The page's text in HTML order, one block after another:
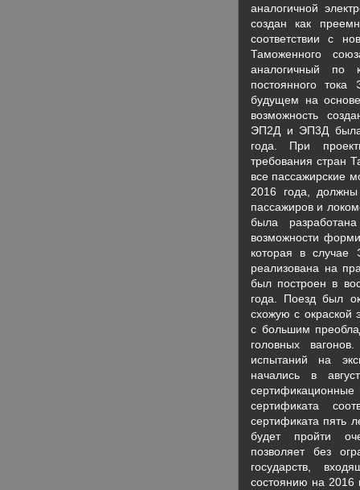
аналогичной
создан как
соответствии с
Таможенного
аналогичный по
постоянного
будущем на
возможность
ЭП2Д и ЭП3Д была
года. При
требования стран
все пассажирские
2016 года, должны
пассажиров и
была
возможности
которая в
реализована на
был построен в
года. Поезд был
схожую с окраской
с большим
головных
испытаний на
начались в
сертификата
сертификата пять
будет пройти
позволяет без
государств,
состоянию на 2016